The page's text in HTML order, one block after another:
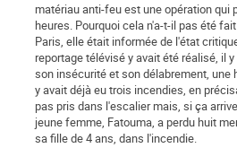
matériau anti-feu est une opération qui
heures. Pourquoi cela n'a-t-il pas été
Paris, elle était informée de l'état
reportage télévisé y avait été réalisé, il
son insécurité et son délabrement, une
y avait déjà eu trois incendies, en
pas pris dans l'escalier mais, si ça
jeune femme, Fatouma, a perdu huit
sa fille de 4 ans, dans l'incendie.